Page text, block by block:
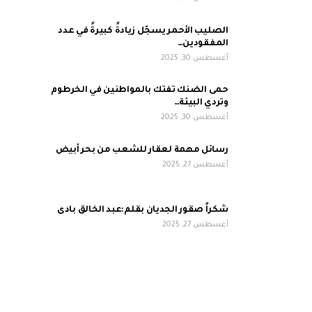
الصليب الأحمر يسجّل زيادةً كبيرةً في عدد
المفقودين…
أغسطس 30, 2025
حمى الضنك تفتك بالمواطنين في الخرطوم
وتردي البيئة…
أغسطس 30, 2025
رسائل مهمة لعقار للشعب من بحر أبيض
أغسطس 27, 2025
شكراً صقور الجديان بقلم:عبد الخالق بادى
أغسطس 27, 2025